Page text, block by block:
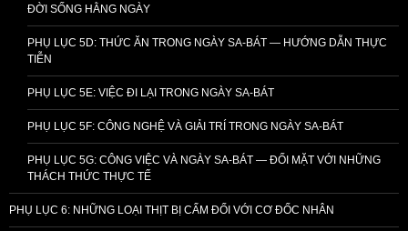
ĐỜI SỐNG HẰNG NGÀY
PHỤ LỤC 5D: THỨC ĂN TRONG NGÀY SA-BÁT — HƯỚNG DẪN THỰC
TIỄN
PHỤ LỤC 5E: VIỆC ĐI LẠI TRONG NGÀY SA-BÁT
PHỤ LỤC 5F: CÔNG NGHỆ VÀ GIẢI TRÍ TRONG NGÀY SA-BÁT
PHỤ LỤC 5G: CÔNG VIỆC VÀ NGÀY SA-BÁT — ĐỐI MẶT VỚI NHỮNG
THÁCH THỨC THỰC TẾ
PHỤ LỤC 6: NHỮNG LOẠI THỊT BỊ CẤM ĐỐI VỚI CƠ ĐỐC NHÂN